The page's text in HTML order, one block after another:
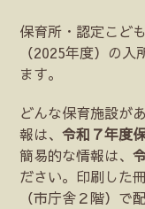
保育所・認定こど
（2025年度）の
ます。
どんな保育施設が
報は、令和７年度
簡易的な情報は、
ださい。印刷した
（市庁舎２階）で